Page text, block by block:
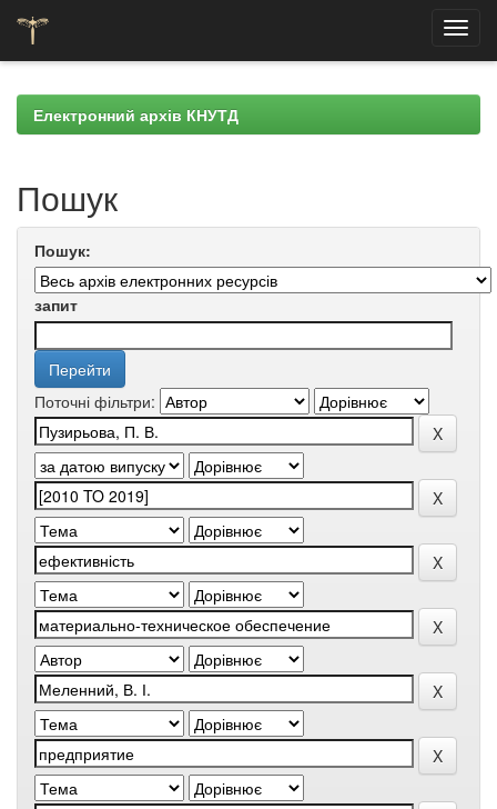
navigationЕлектронний архів КНУТД
Пошук
Пошук:
запит
Поточні фільтри: